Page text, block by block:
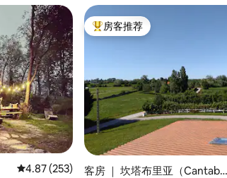
价平均评分 4.87 分（满分 5 分），共 253 条评价
4.87 (253)
热门「房客推荐」
房客推荐
客房 ｜ 坎塔布里亚（Cantabri